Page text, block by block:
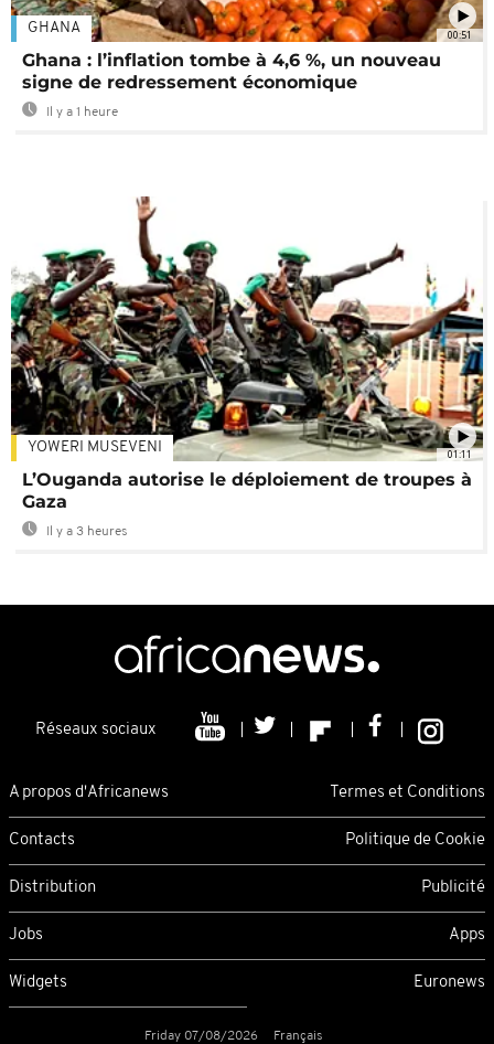
00:51
GHANA
Ghana : l’inflation tombe à 4,6 %, un nouveau
signe de redressement économique
Il y a 1 heure
01:11
YOWERI MUSEVENI
L’Ouganda autorise le déploiement de troupes à
Gaza
Il y a 3 heures
Réseaux sociaux
A propos d'Africanews Termes et Conditions
Contacts Politique de Cookie
Distribution Publicité
Jobs Apps
Widgets Euronews
Friday 07/08/2026